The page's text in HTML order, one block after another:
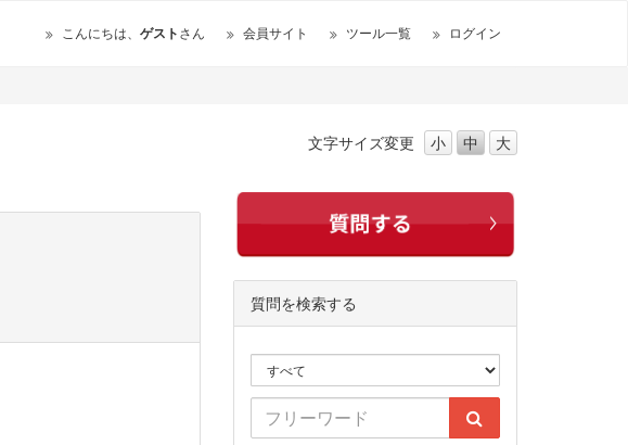
こんにちは、 ゲストさん 会員サイト ツール一覧 ログイン
文字サイズ変更 小 中 大
質問を検索する